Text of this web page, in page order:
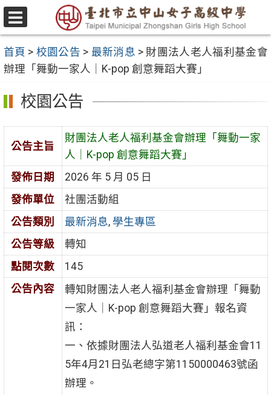
跳
至
要
內
容
區
選
單
首頁 > 校園公告 > 最新消息 > 財團法人老人福利基金會
辦理「舞動一家人｜K-pop 創意舞蹈大賽」
校園公告
公告主旨
財團法人老人福利基金會辦理「舞動一家
人｜K-pop 創意舞蹈大賽」
發佈日期
2026 年 5 月 05 日
發佈單位
社團活動組
公告類別
最新消息, 學生專區
公告等級
轉知
點閱次數
145
公告內容
轉知財團法人老人福利基金會辦理「舞動
一家人｜K-pop 創意舞蹈大賽」報名資
訊：
一、依據財團法人弘道老人福利基金會11
5年4月21日弘老總字第1150000463號函
辦理。